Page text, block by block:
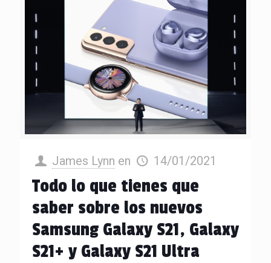
James Lynn en 14/01/2021
Todo lo que tienes que
saber sobre los nuevos
Samsung Galaxy S21, Galaxy
S21+ y Galaxy S21 Ultra